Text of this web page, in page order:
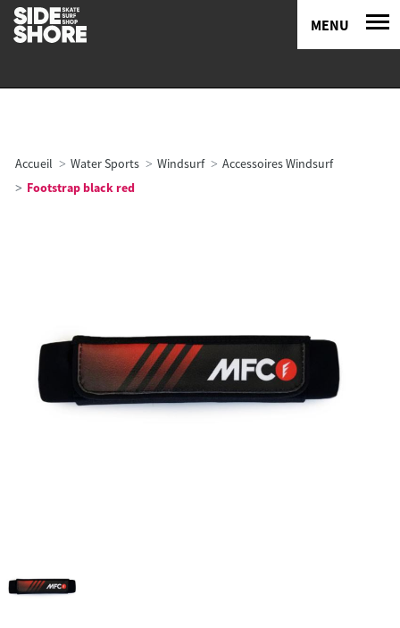
MENU
Accueil Water Sports Windsurf
Accessoires Windsurf
Footstrap black red